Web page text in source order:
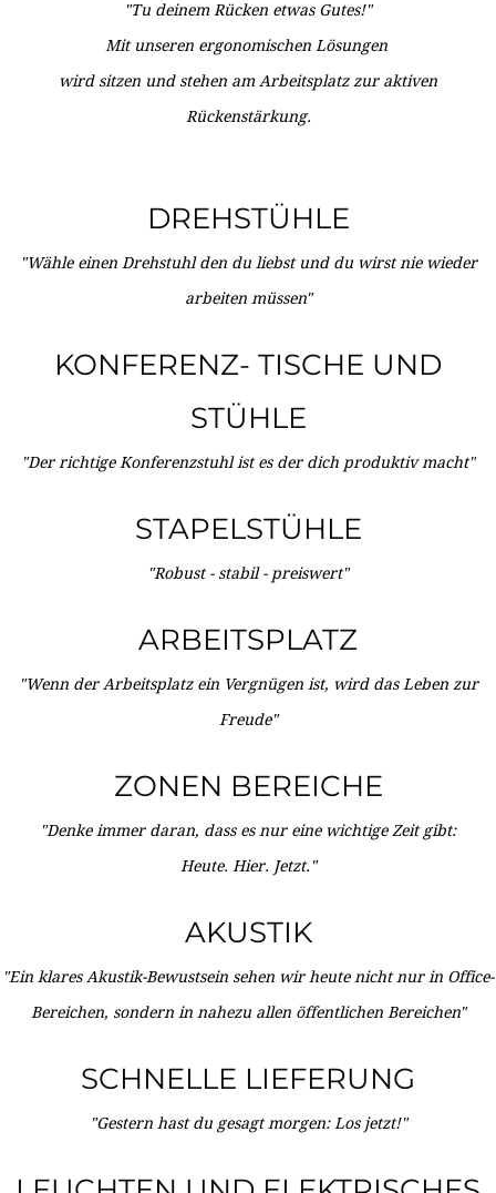
"Tu deinem Rücken etwas Gutes!"
Mit unseren ergonomischen Lösungen
wird sitzen und stehen am Arbeitsplatz zur aktiven
Rückenstärkung.
DREHSTÜHLE
"Wähle einen Drehstuhl den du liebst und du wirst nie wieder
arbeiten müssen"
KONFERENZ- TISCHE UND
STÜHLE
"Der richtige Konferenzstuhl ist es der dich produktiv macht"
STAPELSTÜHLE
"Robust - stabil - preiswert"
ARBEITSPLATZ
"Wenn der Arbeitsplatz ein Vergnügen ist, wird das Leben zur
Freude"
ZONEN BEREICHE
"Denke immer daran, dass es nur eine wichtige Zeit gibt:
Heute. Hier. Jetzt."
AKUSTIK
"Ein klares Akustik-Bewustsein sehen wir heute nicht nur in Office-
Bereichen, sondern in nahezu allen öffentlichen Bereichen"
SCHNELLE LIEFERUNG
"Gestern hast du gesagt morgen: Los jetzt!"